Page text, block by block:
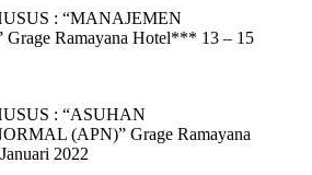
: “MANAJEMEN
Ramayana Hotel*** 13 – 15
: “ASUHAN
(APN)” Grage Ramayana
2022